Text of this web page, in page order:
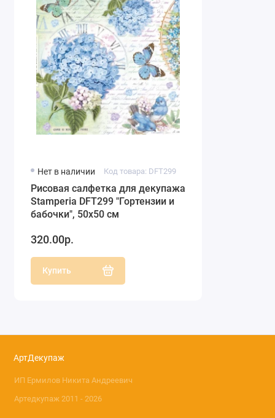
Нет в наличии Код товара: DFT299
Рисовая салфетка для декупажа
Stamperia DFT299 "Гортензии и
бабочки", 50х50 см
320.00р.
Купить
АртДекупаж
ИП Ермилов Никита Андреевич
Артедкупаж 2011 - 2026